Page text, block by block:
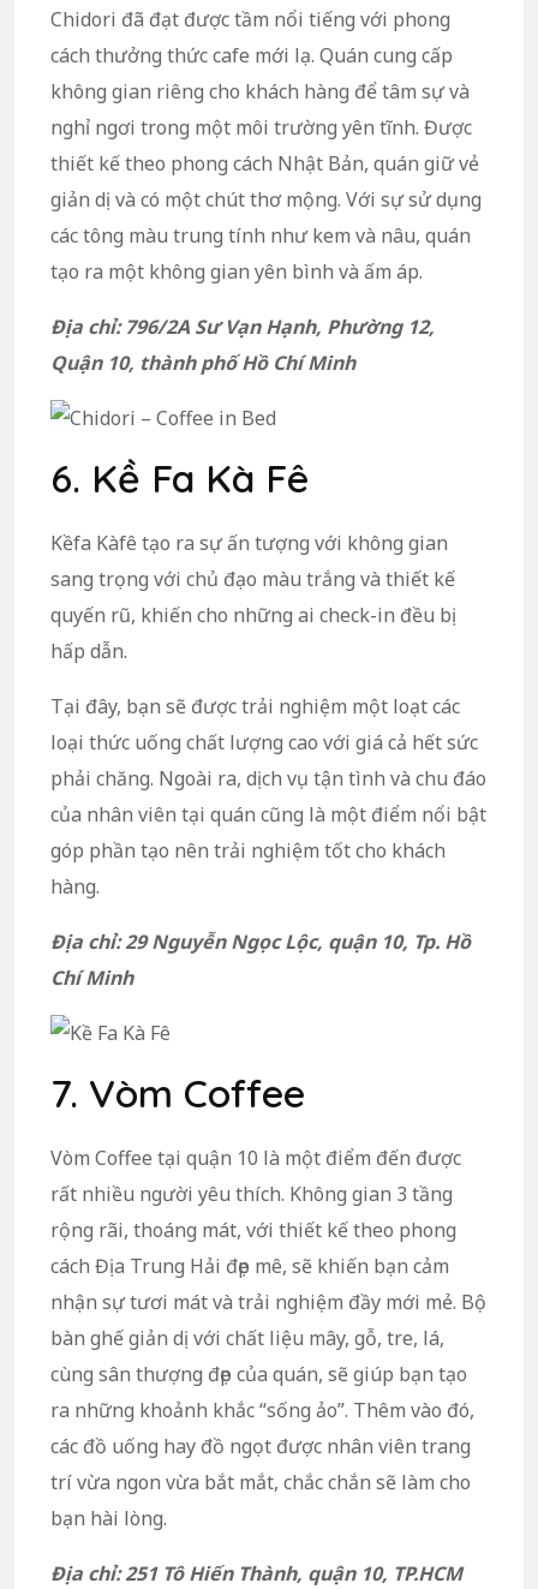
Chidori đã đạt được tầm nổi tiếng với phong
cách thưởng thức cafe mới lạ. Quán cung cấp
không gian riêng cho khách hàng để tâm sự và
nghỉ ngơi trong một môi trường yên tĩnh. Được
thiết kế theo phong cách Nhật Bản, quán giữ vẻ
giản dị và có một chút thơ mộng. Với sự sử dụng
các tông màu trung tính như kem và nâu, quán
tạo ra một không gian yên bình và ấm áp.
Địa chỉ: 796/2A Sư Vạn Hạnh, Phường 12,
Quận 10, thành phố Hồ Chí Minh
6. Kề Fa Kà Fê
Kềfa Kàfê tạo ra sự ấn tượng với không gian
sang trọng với chủ đạo màu trắng và thiết kế
quyến rũ, khiến cho những ai check-in đều bị
hấp dẫn.
Tại đây, bạn sẽ được trải nghiệm một loạt các
loại thức uống chất lượng cao với giá cả hết sức
phải chăng. Ngoài ra, dịch vụ tận tình và chu đáo
của nhân viên tại quán cũng là một điểm nổi bật
góp phần tạo nên trải nghiệm tốt cho khách
hàng.
Địa chỉ: 29 Nguyễn Ngọc Lộc, quận 10, Tp. Hồ
Chí Minh
7. Vòm Coffee
Vòm Coffee tại quận 10 là một điểm đến được
rất nhiều người yêu thích. Không gian 3 tầng
rộng rãi, thoáng mát, với thiết kế theo phong
cách Địa Trung Hải đẹp mê, sẽ khiến bạn cảm
nhận sự tươi mát và trải nghiệm đầy mới mẻ. Bộ
bàn ghế giản dị với chất liệu mây, gỗ, tre, lá,
cùng sân thượng đẹp của quán, sẽ giúp bạn tạo
ra những khoảnh khắc “sống ảo”. Thêm vào đó,
các đồ uống hay đồ ngọt được nhân viên trang
trí vừa ngon vừa bắt mắt, chắc chắn sẽ làm cho
bạn hài lòng.
Địa chỉ: 251 Tô Hiến Thành, quận 10, TP.HCM